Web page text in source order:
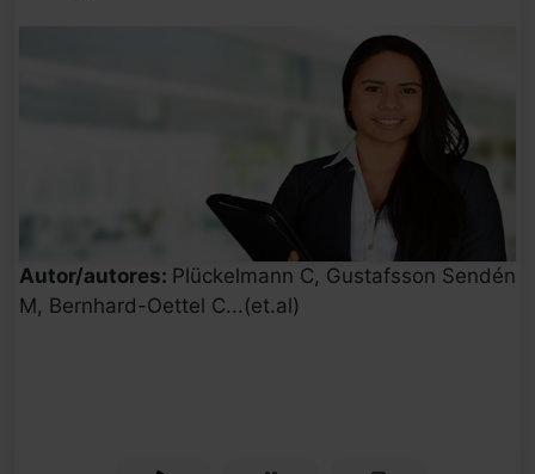
Autor/autores: Plückelmann C, Gustafsson Sendén
M, Bernhard-Oettel C...(et.al)